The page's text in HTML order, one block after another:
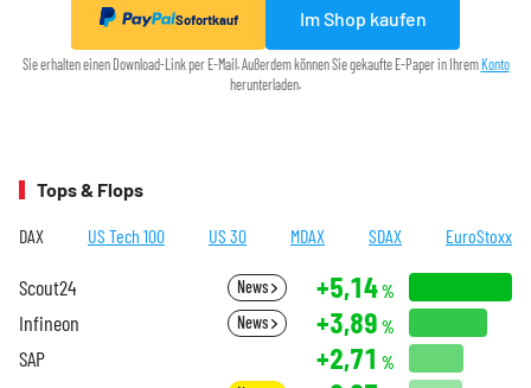
Sofortkauf Im Shop kaufen
Sie erhalten einen Download-Link per E-Mail. Außerdem können Sie gekaufte E-Paper in IhremKonto
herunterladen.
Tops & Flops
DAX US Tech 100 US 30 MDAX SDAX EuroStoxx
Scout24 News +5,14%
Infineon News +3,89 %
SAP +2,71 %